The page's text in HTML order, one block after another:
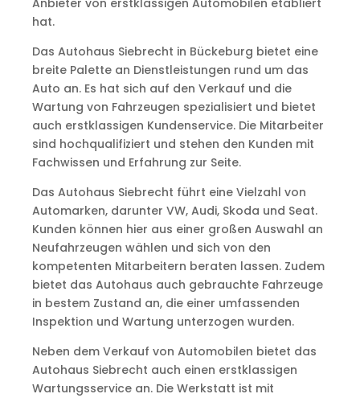
Anbieter von erstklassigen Automobilen etabliert
hat.
Das Autohaus Siebrecht in Bückeburg bietet eine
breite Palette an Dienstleistungen rund um das
Auto an. Es hat sich auf den Verkauf und die
Wartung von Fahrzeugen spezialisiert und bietet
auch erstklassigen Kundenservice. Die Mitarbeiter
sind hochqualifiziert und stehen den Kunden mit
Fachwissen und Erfahrung zur Seite.
Das Autohaus Siebrecht führt eine Vielzahl von
Automarken, darunter VW, Audi, Skoda und Seat.
Kunden können hier aus einer großen Auswahl an
Neufahrzeugen wählen und sich von den
kompetenten Mitarbeitern beraten lassen. Zudem
bietet das Autohaus auch gebrauchte Fahrzeuge
in bestem Zustand an, die einer umfassenden
Inspektion und Wartung unterzogen wurden.
Neben dem Verkauf von Automobilen bietet das
Autohaus Siebrecht auch einen erstklassigen
Wartungsservice an. Die Werkstatt ist mit